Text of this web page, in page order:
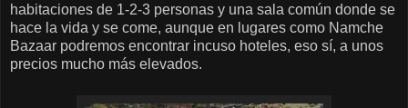
habitaciones de 1-2-3 personas y una sala común donde se
hace la vida y se come, aunque en lugares como Namche
Bazaar podremos encontrar incuso hoteles, eso sí, a unos
precios mucho más elevados.